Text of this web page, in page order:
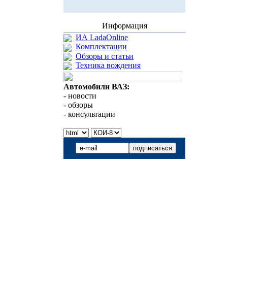
Информация
ИА LadaOnline
Комплектации
Обзоры и статьи
Техника вождения
Автомобили ВАЗ:
- новости
- обзоры
- консультации